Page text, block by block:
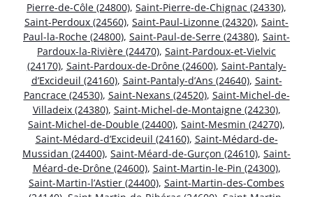
Pierre-de-Côle (24800), Saint-Pierre-de-Chignac (24330),
Saint-Perdoux (24560), Saint-Paul-Lizonne (24320), Saint-
Paul-la-Roche (24800), Saint-Paul-de-Serre (24380), Saint-
Pardoux-la-Rivière (24470), Saint-Pardoux-et-Vielvic
(24170), Saint-Pardoux-de-Drône (24600), Saint-Pantaly-
d’Excideuil (24160), Saint-Pantaly-d’Ans (24640), Saint-
Pancrace (24530), Saint-Nexans (24520), Saint-Michel-de-
Villadeix (24380), Saint-Michel-de-Montaigne (24230),
Saint-Michel-de-Double (24400), Saint-Mesmin (24270),
Saint-Médard-d’Excideuil (24160), Saint-Médard-de-
Mussidan (24400), Saint-Méard-de-Gurçon (24610), Saint-
Méard-de-Drône (24600), Saint-Martin-le-Pin (24300),
Saint-Martin-l’Astier (24400), Saint-Martin-des-Combes